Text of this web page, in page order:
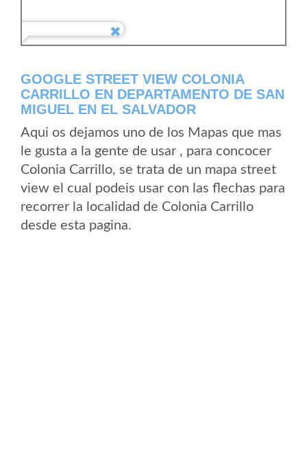
GOOGLE STREET VIEW COLONIA
CARRILLO EN DEPARTAMENTO DE SAN
MIGUEL EN EL SALVADOR
Aqui os dejamos uno de los Mapas que mas
le gusta a la gente de usar , para concocer
Colonia Carrillo, se trata de un mapa street
view el cual podeis usar con las flechas para
recorrer la localidad de Colonia Carrillo
desde esta pagina.